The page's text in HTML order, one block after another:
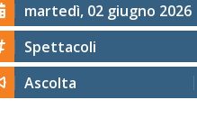
martedì, 02 giugno 2026
Spettacoli
Ascolta